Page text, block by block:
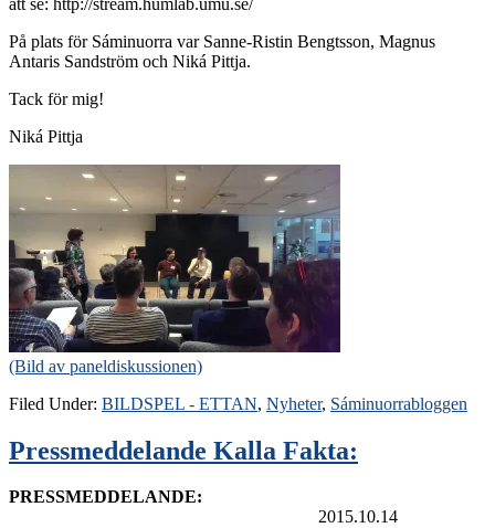
På plats för Sáminuorra var Sanne-Ristin Bengtsson, Magnus
Antaris Sandström och Niká Pittja.
Tack för mig!
Niká Pittja
(Bild av paneldiskussionen)
Filed Under: BILDSPEL - ETTAN, Nyheter, Sáminuorrabloggen
Pressmeddelande Kalla Fakta:
PRESSMEDDELANDE:
2015.10.14